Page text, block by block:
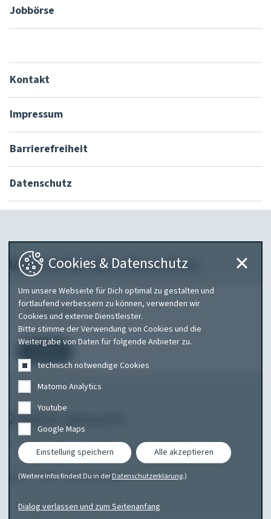
Jobbörse
Kontakt
Impressum
Barrierefreiheit
Datenschutz
Webseite durchsuchen
Was
suchen
Sie?
Zuletzt gesucht
abt am amarok audi audi a1
tele
test
vw was mit autos
Cookies & Datenschutz
Um unsere Webseite für Dich optimal zu gestalten und
fortlaufend verbessern zu können, verwenden wir
Cookies und externe Dienstleister.
Bitte stimme der Verwendung von Cookies und die
Weitergabe von Daten für folgende Anbieter zu.
technisch notwendige Cookies
Matomo Analytics
Youtube
Google Maps
Einstellung speichern
Alle akzeptieren
(Weitere Infos findest Du in derDatenschutzerklärung.)
Dialog verlassen und zum Seitenanfang